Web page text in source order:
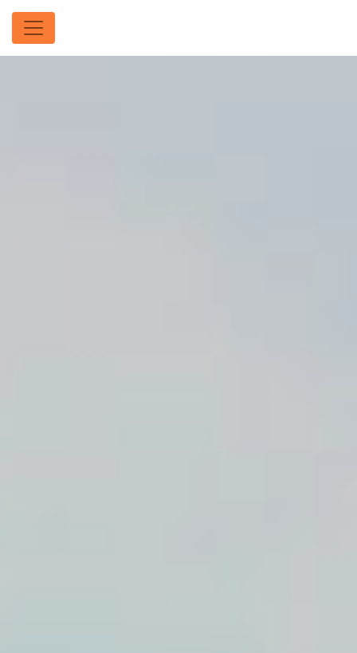
Panneau de gestion des cookies